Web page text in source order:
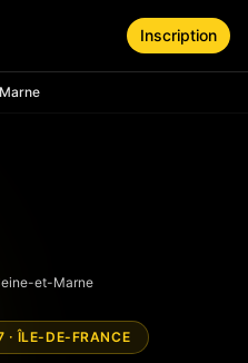
Inscription
et-Marne
·ÎLE-DE-FRANCE